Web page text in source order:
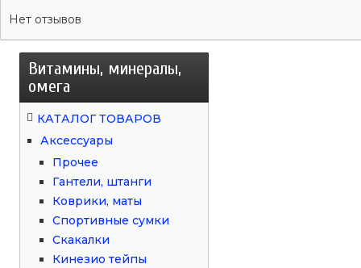
Нет отзывов
Витамины, минералы,
омега
КАТАЛОГ ТОВАРОВ
Аксессуары
Прочее
Гантели, штанги
Коврики, маты
Спортивные сумки
Скакалки
Кинезио тейпы